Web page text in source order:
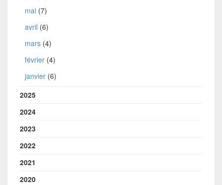
mai (7)
avril (6)
mars (4)
février (4)
janvier (6)
2025
2024
2023
2022
2021
2020